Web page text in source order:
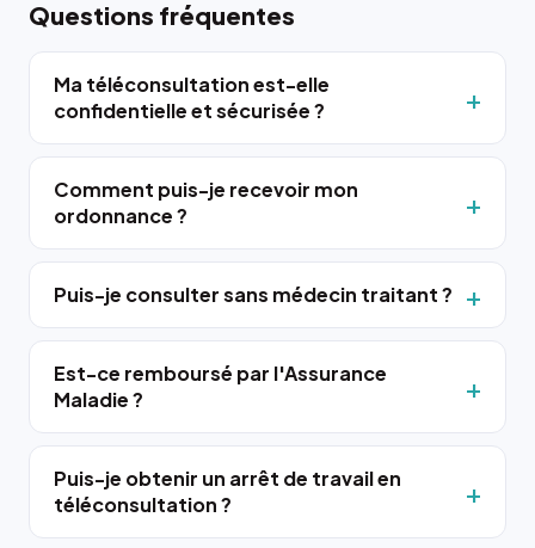
Questions fréquentes
Ma téléconsultation est-elle
confidentielle et sécurisée ?
Comment puis-je recevoir mon
ordonnance ?
Puis-je consulter sans médecin traitant ?
Est-ce remboursé par l'Assurance
Maladie ?
Puis-je obtenir un arrêt de travail en
téléconsultation ?